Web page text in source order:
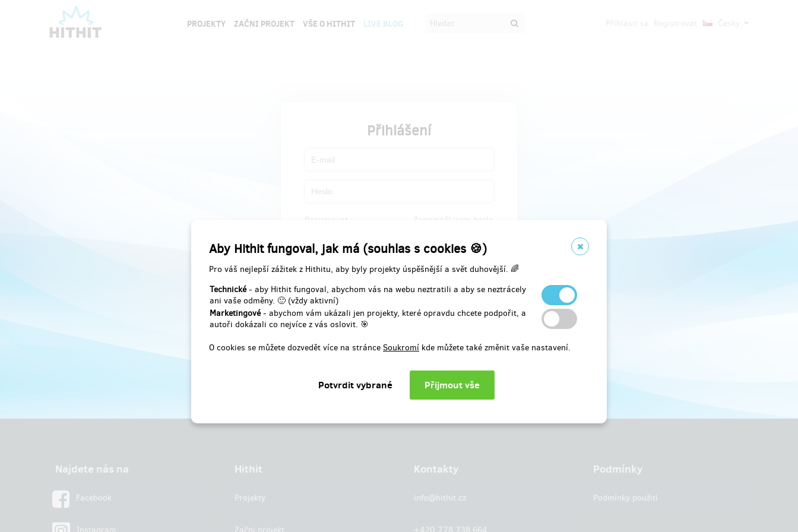
Aby Hithit fungoval, jak má (souhlas s cookies 🍪)
Pro váš nejlepší zážitek z Hithitu, aby byly projekty úspěšnější a svět duhovější. 🌈
Technické- aby Hithit fungoval, abychom vás na webu neztratili a aby se neztrácely
ani vaše odměny. 🙂 (vždy aktivní)
Marketingové- abychom vám ukázali jen projekty, které opravdu chcete podpořit, a
autoři dokázali co nejvíce z vás oslovit. 🎯
O cookies se můžete dozvedět více na stránce Soukromí kde můžete také změnit vaše nastavení.
PROJEKTY ZAČNI PROJEKT VŠE O HITHIT LIVE BLOG
Přihlášení
Registrovat Zapomněl jsem heslo
Najdete nás na
Facebook
Hithit
Projekty
Kontakty
info@hithit.cz
Podmínky
Podmínky použití